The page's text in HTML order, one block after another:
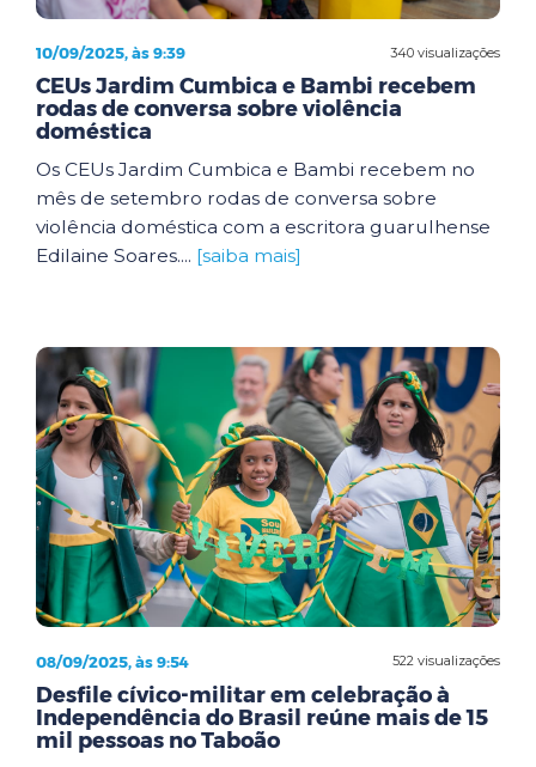
340 visualizações
10/09/2025, às 9:39
CEUs Jardim Cumbica e Bambi recebem
rodas de conversa sobre violência
doméstica
Os CEUs Jardim Cumbica e Bambi recebem no
mês de setembro rodas de conversa sobre
violência doméstica com a escritora guarulhense
Edilaine Soares.... [saiba mais]
522 visualizações
08/09/2025, às 9:54
Desfile cívico-militar em celebração à
Independência do Brasil reúne mais de 15
mil pessoas no Taboão